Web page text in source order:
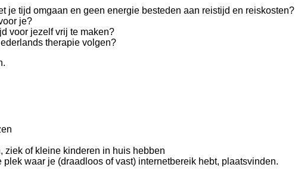
je tijd omgaan en geen energie besteden aan reistijd en reiskosten?
je?
voor jezelf vrij te maken?
therapie volgen?
ziek of kleine kinderen in huis hebben
waar je (draadloos of vast) internetbereik hebt, plaatsvinden.